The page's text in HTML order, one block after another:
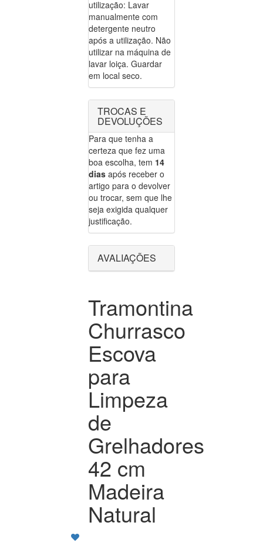
utilização: Lavar
manualmente com
detergente neutro
após a utilização. Não
utilizar na máquina de
lavar loiça. Guardar
em local seco.
TROCAS E
DEVOLUÇÕES
Para que tenha a
certeza que fez uma
boa escolha, tem 14
dias após receber o
artigo para o devolver
ou trocar, sem que lhe
seja exigida qualquer
justificação.
AVALIAÇÕES
Tramontina
Churrasco
Escova
para
Limpeza
de
Grelhadores
42 cm
Madeira
Natural